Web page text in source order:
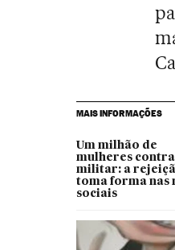
MAIS INFORMAÇÕES
Um milhão de
mulheres
militar: a
toma forma nas
sociais